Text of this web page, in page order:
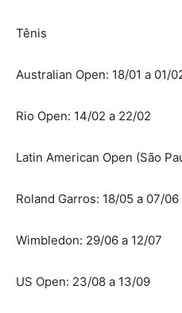
Tênis
Australian Open: 18/01 a 01/
Rio Open: 14/02 a 22/02
Latin American Open (São
Roland Garros: 18/05 a 07/06
Wimbledon: 29/06 a 12/07
US Open: 23/08 a 13/09